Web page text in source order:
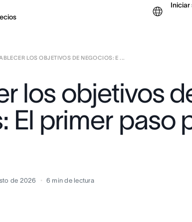
Iniciar
Contactar a Ventas
LOS OBJETIVOS DE NEGOCIOS: E ...
los objetivos
El primer paso
de 2026 6 min de lectura